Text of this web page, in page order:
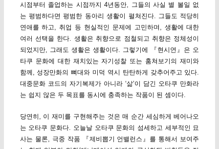
시점부터 졸업하는 시점까지 4년동안, 그들의 사실 별 볼일 없
는 평범하다면 평범한 동아리 생활이 펼쳐진다. 그들도 적당히
연애를 하고, 취업 등 현실적인 문제에 고민하며, 생활에 대한
여러 선택을 한다. 생활은 취향으로 점철되고 취향은 정체성이
되었지만, 그래도 생활은 생활이다. 그렇기에 『현시연』은 오
타쿠 문화에 대한 재치있는 자기성찰 또는 훔쳐보기의 재미와
함께, 성장만화의 뼈대와 미덕 역시 탄탄하게 갖추어주고 있다.
대중문화 코드의 자기복제가 아니라 ‘삶’이 담긴 오타쿠 만화라
는 쉽지 않은 두 목표를 동시에 충족하는 작품이 된 셈이다.
당연히, 이 재미를 구현해주는 것은 매 순간 세심하게 베어나오
는 오타쿠 문화다. 오늘날 오타쿠 문화의 섬세하고 세부적인 묘
사는 물론, 극중 작품 『제비뽑기 언밸런스』를 통해서 보여주